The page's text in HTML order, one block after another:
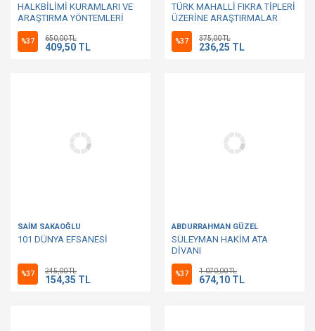
HALKBİLİMİ KURAMLARI VE
ARAŞTIRMA YÖNTEMLERİ
TARİHİNE GİRİŞ
%37 650,00 TL
409,50 TL
TÜRK MAHALLİ FIKRA TİPLERİ
ÜZERİNE ARAŞTIRMALAR
%37 375,00 TL
236,25 TL
SAİM SAKAOĞLU
101 DÜNYA EFSANESİ
%37 245,00 TL
154,35 TL
ABDURRAHMAN GÜZEL
SÜLEYMAN HAKİM ATA
DİVANI
%37 1.070,00 TL
674,10 TL